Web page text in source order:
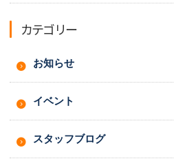
カテゴリー
お知らせ
イベント
スタッフブログ